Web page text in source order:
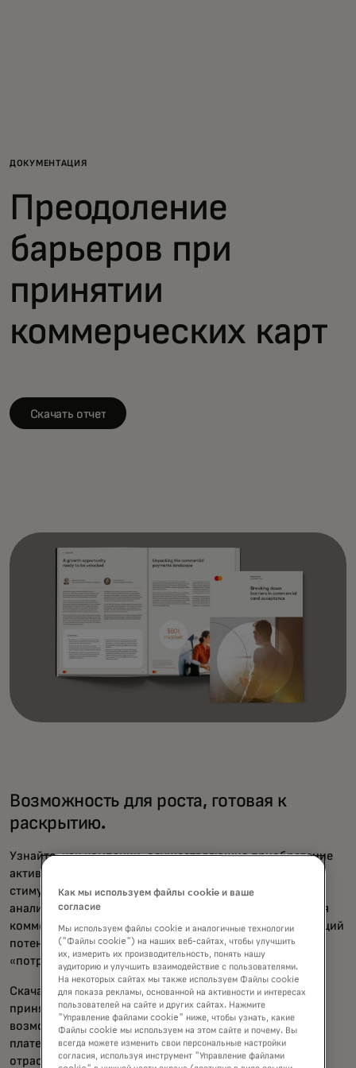
Новости и тренды
ДОКУМЕНТАЦИЯ
Преодоление
барьеров при
принятии
коммерческих карт
Скачать отчет
Возможность для роста, готовая к
раскрытию.
Узнайте, как компании, осуществляющие приобретение
активов, могут мыслить нестандартно, чтобы
стимулировать рост коммерческих платежей. В этом
аналитическом обзоре рассматривается цифровизация
коммерческих платежей, подчеркивается преобразующий
потенциал виртуальных карт и тенденция к
«потребительской ориентации» в бизнес-секторе.
Скачайте белую книгу «Преодоление барьеров при
принятии коммерческих карт», чтобы узнать о
возможностях, предоставляемых в коммерческих
платежах, и о том, как сотрудничество между
отраслевыми партнёрами является ключом к
Как мы используем файлы cookie и ваше
согласие
Мы используем файлы cookie и аналогичные технологии
("Файлы cookie") на наших веб-сайтах, чтобы улучшить
их, измерить их производительность, понять нашу
аудиторию и улучшить взаимодействие с пользователями.
На некоторых сайтах мы также используем Файлы cookie
для показа рекламы, основанной на активности и интересах
пользователей на сайте и других сайтах. Нажмите
"Управление файлами cookie" ниже, чтобы узнать, какие
Файлы cookie мы используем на этом сайте и почему. Вы
всегда можете изменить свои персональные настройки
согласия, используя инструмент "Управление файлами